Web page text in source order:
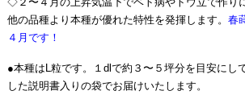
他の品種より本種が優れた特性を発揮します。 春
４月です！
●本種はL粒です。１dlで約３〜５坪分を目安にし
した説明書入りの袋でお届けいたします。